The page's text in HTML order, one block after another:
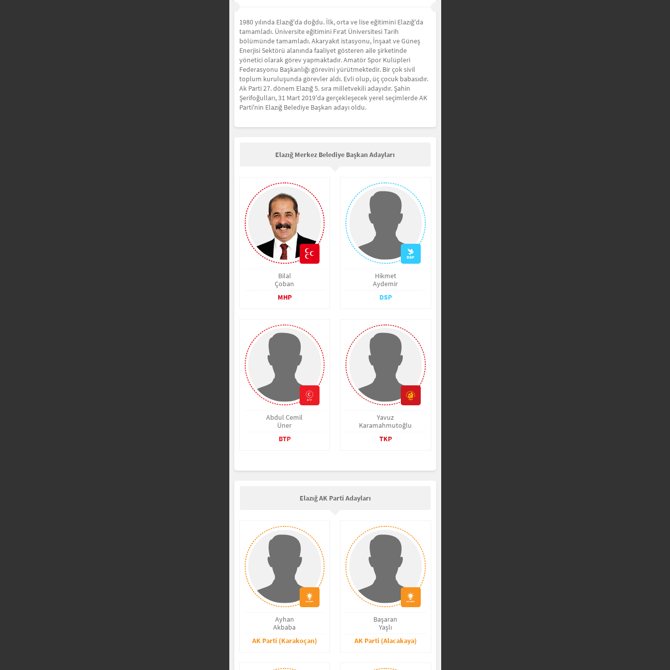
1980 yılında Elazığ'da doğdu. İlk, orta ve lise eğitimini Elazığ'da
tamamladı. Üniversite eğitimini Fırat Üniversitesi Tarih
bölümünde tamamladı. Akaryakıt istasyonu, İnşaat ve Güneş
Enerjisi Sektörü alanında faaliyet gösteren aile şirketinde
yönetici olarak görev yapmaktadır. Amatör Spor Kulüpleri
Federasyonu Başkanlığı görevini yürütmektedir. Bir çok sivil
toplum kuruluşunda görevler aldı. Evli olup, üç çocuk babasıdır.
Ak Parti 27. dönem Elazığ 5. sıra milletvekili adayıdır. Şahin
Şerifoğulları, 31 Mart 2019'da gerçekleşecek yerel seçimlerde AK
Parti'nin Elazığ Belediye Başkan adayı oldu.
Elazığ Merkez Belediye Başkan Adayları
Bilal
Çoban
MHP
Hikmet
Aydemir
DSP
Abdul Cemil
Üner
BTP
Yavuz
Karamahmutoğlu
TKP
Elazığ AK Parti Adayları
Ayhan
Akbaba
AK Parti (Karakoçan)
Başaran
Yaşlı
AK Parti (Alacakaya)